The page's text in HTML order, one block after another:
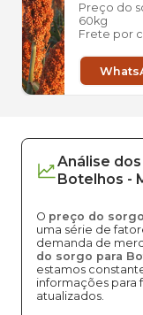
Preço do
60kg
Frete por
Análise dos
Botelhos -
O preço do
uma série de
demanda de
do sorgo para
estamos
informações para
atualizados.